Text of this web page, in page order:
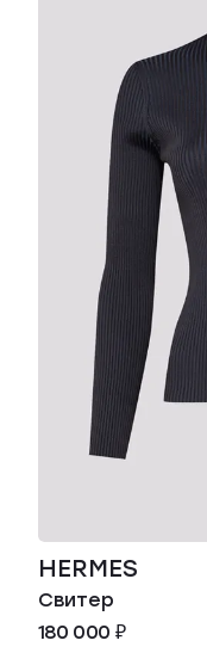
HERMES
Свитер
180 000 ₽